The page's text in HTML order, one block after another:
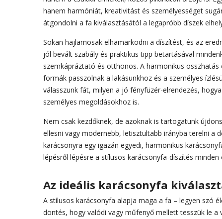
hanem harmóniát, kreativitást és személyességet
átgondolni a fa kiválasztásától a legapróbb díszek
Sokan hajlamosak elhamarkodni a díszítést, és az
jól bevált szabály és praktikus tipp betartásával
szemkápráztató és otthonos. A harmonikus
formák passzolnak a lakásunkhoz és a személyes
válasszunk fát, milyen a jó fényfüzér-elrendezés,
személyes megoldásokhoz is.
Nem csak kezdőknek, de azoknak is tartogatunk
ellesni vagy modernebb, letisztultabb irányba terelni a
karácsonyra egy igazán egyedi, harmonikus
lépésről lépésre a stílusos karácsonyfa-díszítés minden
Az ideális karácsonyfa
A stílusos karácsonyfa alapja maga a fa – legyen szó
döntés, hogy valódi vagy műfenyő mellett tesszük le